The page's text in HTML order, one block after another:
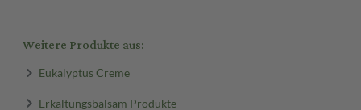
Weitere Produkte aus:
Eukalyptus Creme
Erkältungsbalsam Produkte